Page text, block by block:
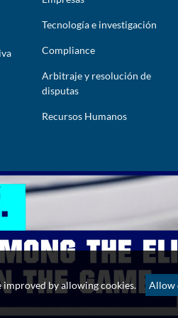
Tecnología e investigación
Compliance
Arbitraje y resolución de
disputas
Recursos Humanos
by allowing cookies. Allow